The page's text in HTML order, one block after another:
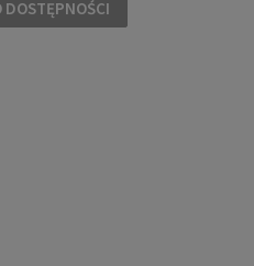
DOSTĘPNOŚCI